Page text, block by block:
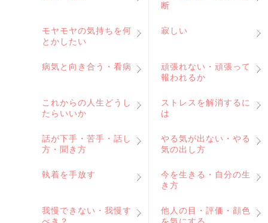
断
モヤモヤの気持ちを何
とかしたい
寂しい
病気と向き合う・看病
頑張れない・頑張って
報われるか
これからの人生どうし
たらいいか
ストレスを解消するに
は
話が下手・苦手・話し
方・聞き方
やる気が出ない・やる
気の出し方
執着を手放す
今を生きる・自分の生
き方
我慢できない・我慢す
他人の目・評価・顔色